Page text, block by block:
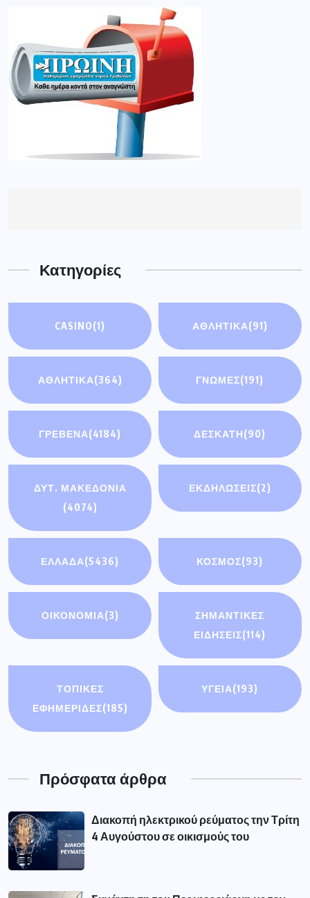
Κατηγορίες
CASINO(1) ΑΘΛΗΤΙΚΆ(91)
ΑΘΛΗΤΙΚΑ(364) ΓΝΩΜΕΣ(191)
ΓΡΕΒΕΝΑ(4184) ΔΕΣΚΑΤΗ(90)
ΔΥΤ. ΜΑΚΕΔΟΝΙΑ
(4074)
ΕΚΔΗΛΩΣΕΙΣ(2)
ΕΛΛΑΔΑ(5436) ΚΟΣΜΟΣ(93)
ΟΙΚΟΝΟΜΊΑ(3)
ΣΗΜΑΝΤΙΚΈΣ
ΕΙΔΉΣΕΙΣ(114)
ΤΟΠΙΚΕΣ
ΕΦΗΜΕΡΙΔΕΣ(185)
ΥΓΕΙΑ(193)
Πρόσφατα άρθρα
Διακοπή ηλεκτρικού ρεύματος την Τρίτη
4 Αυγούστου σε οικισμούς του